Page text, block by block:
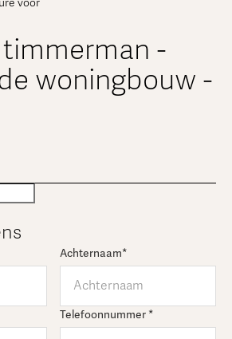
voor
-
woningbouw -
Achternaam*
Telefoonnummer *